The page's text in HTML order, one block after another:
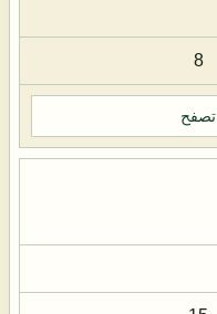
8
تصفح